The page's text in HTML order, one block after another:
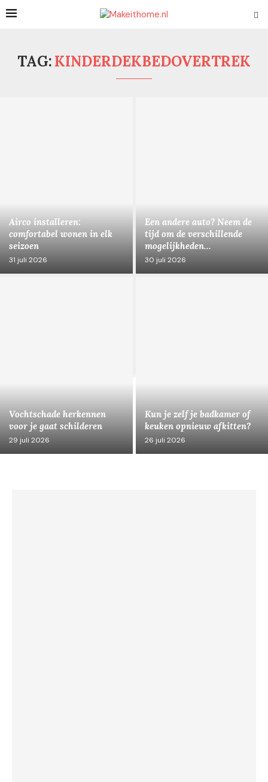
TAG:KINDERDEKBEDOVERTREK
Airco installeren:
comfortabel wonen in elk
seizoen
31 juli 2026
Een andere auto? Neem de
tijd om de verschillende
mogelijkheden...
30 juli 2026
Vochtschade herkennen
voor je gaat schilderen
29 juli 2026
Kun je zelf je badkamer of
keuken opnieuw afkitten?
26 juli 2026